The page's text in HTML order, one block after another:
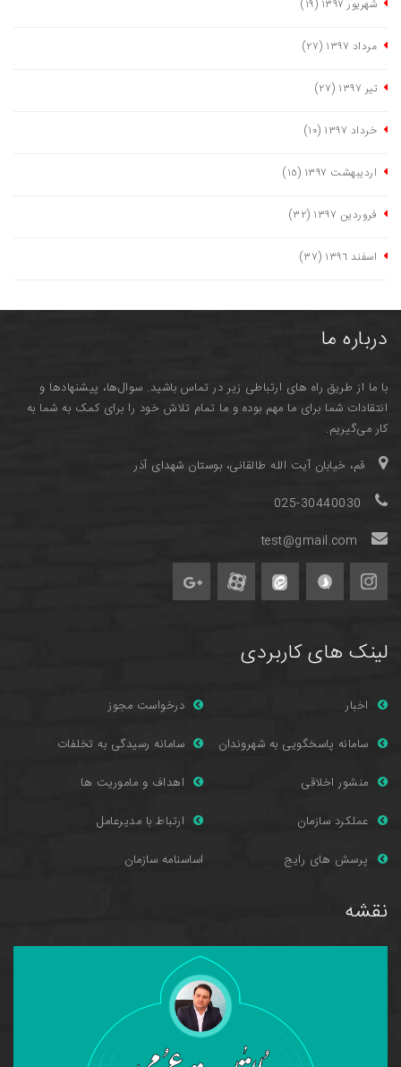
شهریور ١٣٩٧ (١٩)
مرداد ١٣٩٧ (٢٧)
تیر ١٣٩٧ (٢٧)
خرداد ١٣٩٧ (١٠)
اردیبهشت ١٣٩٧ (١٥)
فروردین ١٣٩٧ (٣٢)
اسفند ١٣٩٦ (٣٧)
درباره ما
با ما از طریق راه های ارتباطی زیر در تماس باشید. سوال‌ها، پیشنهادها و
انتقادات شما برای ما مهم بوده و ما تمام تلاش خود را برای کمک به شما به
کار می‌گیریم.
قم، خیابان آیت الله طالقانی، بوستان شهدای آذر
025-30440030
test@gmail.com
لینک های کاربردی
اخبار
درخواست مجوز
سامانه پاسخگویی به شهروندان
سامانه رسیدگی به تخلفات
منشور اخلاقی
اهداف و ماموریت ها
عملکرد سازمان
ارتباط با مدیرعامل
پرسش های رایج اساسنامه سازمان
نقشه